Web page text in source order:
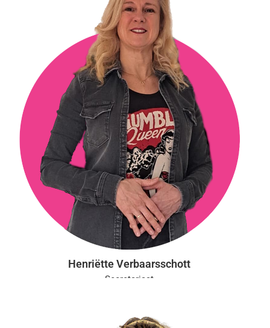
Henriëtte Verbaarsschott
Secretariaat
opleidingen@vgct.nl